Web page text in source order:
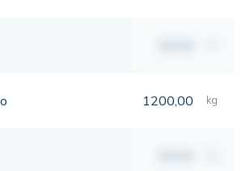
1200,00 kg